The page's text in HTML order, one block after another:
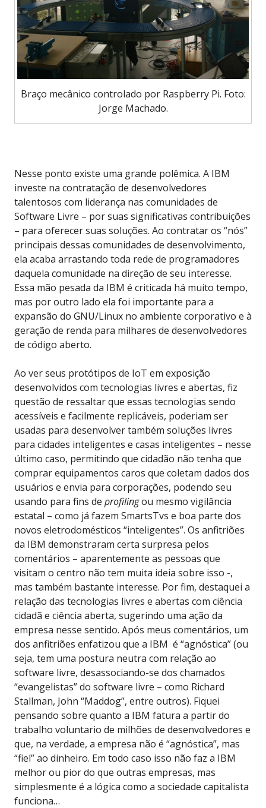
Braço mecânico controlado por Raspberry Pi. Foto:
Jorge Machado.
Nesse ponto existe uma grande polêmica. A IBM
investe na contratação de desenvolvedores
talentosos com liderança nas comunidades de
Software Livre – por suas significativas contribuições
– para oferecer suas soluções. Ao contratar os “nós”
principais dessas comunidades de desenvolvimento,
ela acaba arrastando toda rede de programadores
daquela comunidade na direção de seu interesse.
Essa mão pesada da IBM é criticada há muito tempo,
mas por outro lado ela foi importante para a
expansão do GNU/Linux no ambiente corporativo e à
geração de renda para milhares de desenvolvedores
de código aberto.
Ao ver seus protótipos de IoT em exposição
desenvolvidos com tecnologias livres e abertas, fiz
questão de ressaltar que essas tecnologias sendo
acessíveis e facilmente replicáveis, poderiam ser
usadas para desenvolver também soluções livres
para cidades inteligentes e casas inteligentes – nesse
último caso, permitindo que cidadão não tenha que
comprar equipamentos caros que coletam dados dos
usuários e envia para corporações, podendo seu
usando para fins de profilingou mesmo vigilância
estatal – como já fazem SmartsTvs e boa parte dos
novos eletrodomésticos “inteligentes”. Os anfitriões
da IBM demonstraram certa surpresa pelos
comentários – aparentemente as pessoas que
visitam o centro não tem muita ideia sobre isso -,
mas também bastante interesse. Por fim, destaquei a
relação das tecnologias livres e abertas com ciência
cidadã e ciência aberta, sugerindo uma ação da
empresa nesse sentido. Após meus comentários, um
dos anfitriões enfatizou que a IBM é “agnóstica” (ou
seja, tem uma postura neutra com relação ao
software livre, desassociando-se dos chamados
“evangelistas” do software livre – como Richard
Stallman, John “Maddog”, entre outros). Fiquei
pensando sobre quanto a IBM fatura a partir do
trabalho voluntario de milhões de desenvolvedores e
que, na verdade, a empresa não é “agnóstica”, mas
“fiel” ao dinheiro. Em todo caso isso não faz a IBM
melhor ou pior do que outras empresas, mas
simplesmente é a lógica como a sociedade capitalista
funciona…